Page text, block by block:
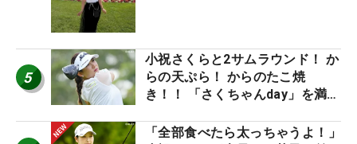
5
小祝さくらと2サムラウンド！ か
らの天ぷら！ からのたこ焼
き！！ 「さくちゃんday」を満喫
「全部食べたら太っちゃうよ！」